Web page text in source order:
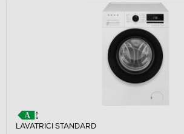
LAVATRICI STANDARD